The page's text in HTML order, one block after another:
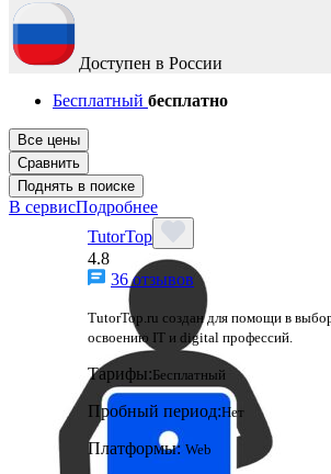
Доступен в России
Бесплатный бесплатно
Все цены
Сравнить
Поднять в поиске
В сервисПодробнее
TutorTop
4.8
36 отзывов
TutorTop.ru создан для помощи в
освоению IT и digital профессий.
Тарифы:Бесплатный
Пробный период:Нет
Платформы:Web